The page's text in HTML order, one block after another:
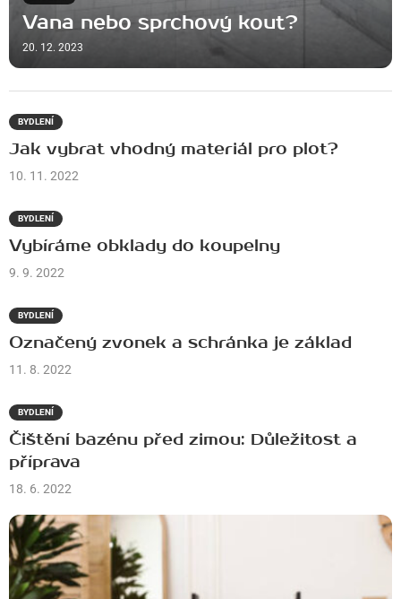
Vana nebo sprchový kout?
20. 12. 2023
BYDLENÍ
Jak vybrat vhodný materiál pro plot?
10. 11. 2022
BYDLENÍ
Vybíráme obklady do koupelny
9. 9. 2022
BYDLENÍ
Označený zvonek a schránka je základ
11. 8. 2022
BYDLENÍ
Čištění bazénu před zimou: Důležitost a
příprava
18. 6. 2022